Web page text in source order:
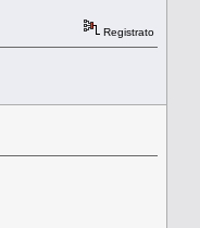
Registrato